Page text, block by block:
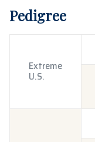
Pedigree
Extreme
U.S.